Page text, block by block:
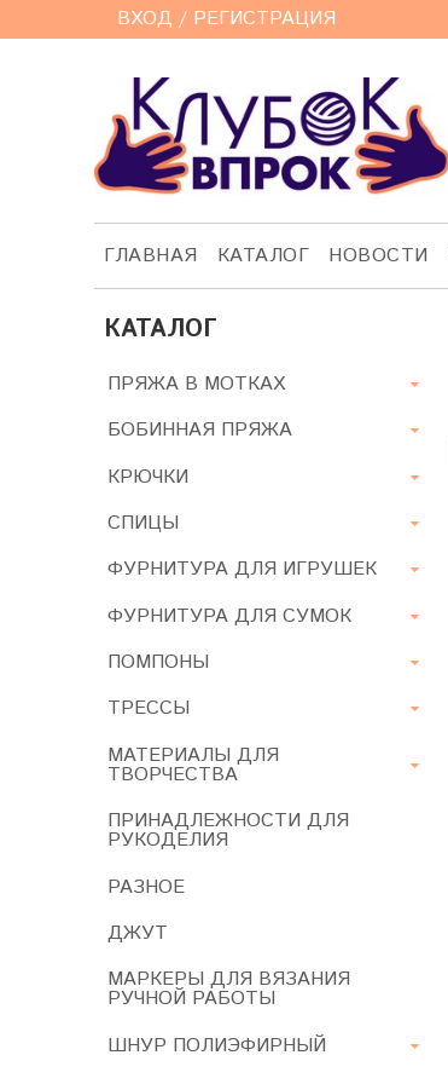
ВХОД / РЕГИСТРАЦИЯ
ГЛАВНАЯ КАТАЛОГ НОВОСТИ
КАТАЛОГ
ПРЯЖА В МОТКАХ
БОБИННАЯ ПРЯЖА
КРЮЧКИ
СПИЦЫ
ФУРНИТУРА ДЛЯ ИГРУШЕК
ФУРНИТУРА ДЛЯ СУМОК
ПОМПОНЫ
ТРЕССЫ
МАТЕРИАЛЫ ДЛЯ
ТВОРЧЕСТВА
ПРИНАДЛЕЖНОСТИ ДЛЯ
РУКОДЕЛИЯ
РАЗНОЕ
ДЖУТ
МАРКЕРЫ ДЛЯ ВЯЗАНИЯ
РУЧНОЙ РАБОТЫ
ШНУР ПОЛИЭФИРНЫЙ